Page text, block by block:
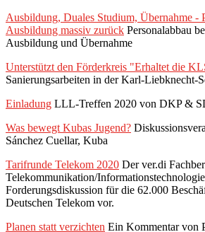
Ausbildung, Duales Studium, Übernahme -
Ausbildung massiv zurück Personalabbau
Ausbildung und Übernahme
Unterstützt den Förderkreis "Erhaltet die
Sanierungsarbeiten in der Karl-Liebknecht-
Einladung LLL-Treffen 2020 von DKP &
Was bewegt Kubas Jugend?
Sánchez Cuellar, Kuba
Tarifrunde Telekom 2020 Der ver.di
Telekommunikation/
Forderungsdiskussion für die 62.000
Deutschen Telekom vor.
Planen statt verzichten Ein Kommentar von